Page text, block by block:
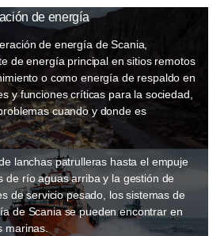
de energía
de energía de Scania,
de energía principal en sitios remotos
o como energía de respaldo en
y funciones críticas para la sociedad,
cuando y donde es
de energía marinos
lanchas patrulleras hasta el empuje
de río aguas arriba y la gestión de
de servicio pesado, los sistemas de
de Scania se pueden encontrar en
marinas.